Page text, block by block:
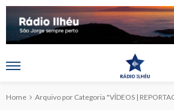
Home Arquivo por Categoria "VÍDEOS |